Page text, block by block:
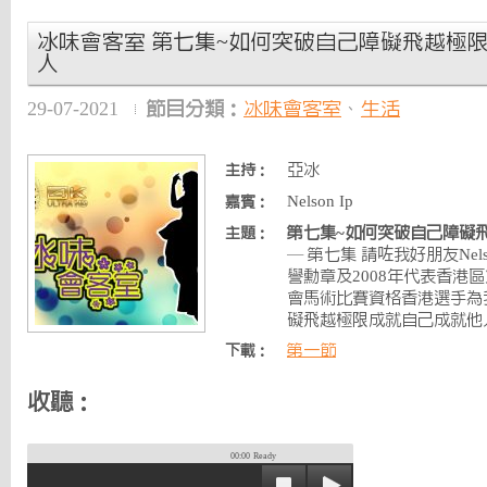
冰味會客室 第七集~如何突破自己障礙飛越極
人
29-07-2021 節目分類： 冰味會客室 、 生活
主持： 亞冰
嘉賓： Nelson Ip
主題：
第七集~如何突破自己障礙
— 第七集 請咗我好朋友
譽勳章及2008年代表香港
會馬術比賽資格香港選手
礙飛越極限成就自己成就他
下載： 第一節
收聽：
00:00 Ready